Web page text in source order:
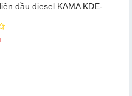
dầu diesel KAMA KDE-